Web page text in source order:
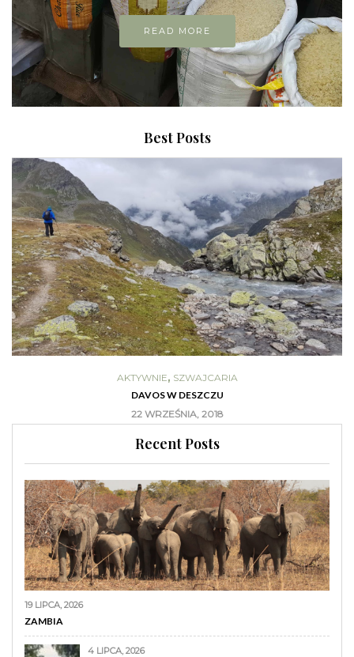
READ MORE
Best Posts
AKTYWNIE, SZWAJCARIA
DAVOS W DESZCZU
22 WRZEŚNIA, 2018
Recent Posts
19 LIPCA, 2026
ZAMBIA
4 LIPCA, 2026